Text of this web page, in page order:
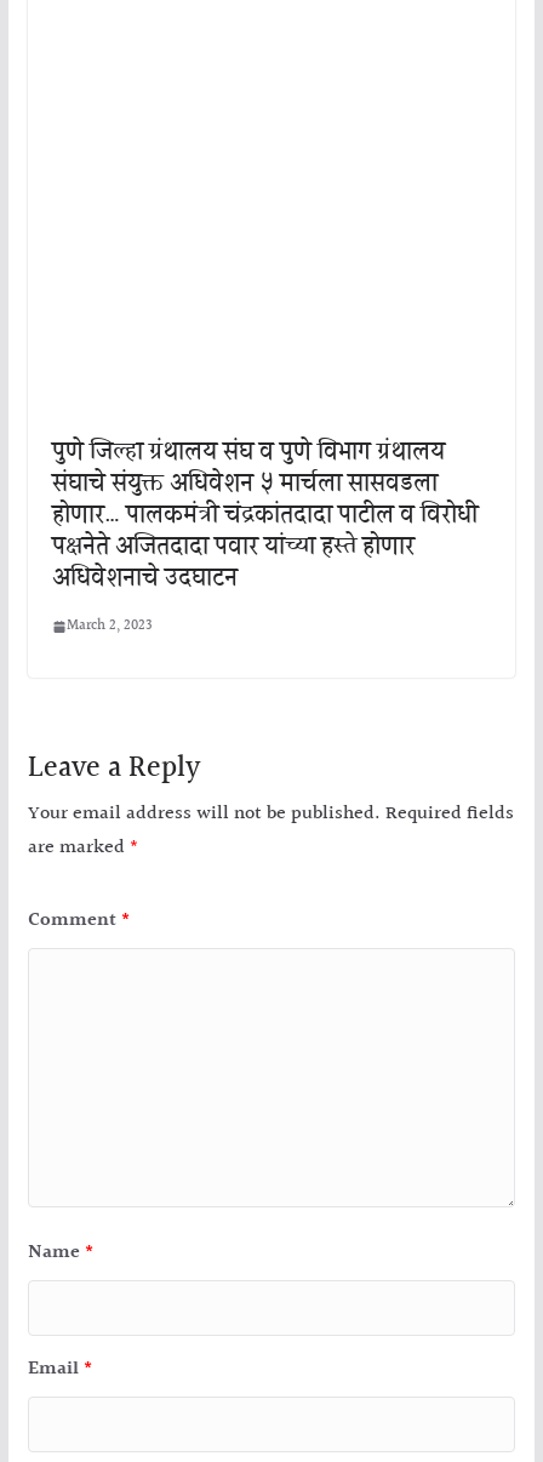
पुणे जिल्हा ग्रंथालय संघ व पुणे विभाग ग्रंथालय
संघाचे संयुक्त अधिवेशन ५ मार्चला सासवडला
होणार… पालकमंत्री चंद्रकांतदादा पाटील व विरोधी
पक्षनेते अजितदादा पवार यांच्या हस्ते होणार
अधिवेशनाचे उदघाटन
March 2, 2023
Leave a Reply
Your email address will not be published. Required fields
are marked *
Comment *
Name *
Email *